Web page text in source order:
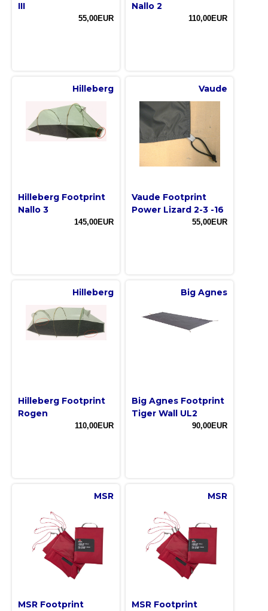
III
55,00EUR
Nallo 2
110,00EUR
Hilleberg
Hilleberg Footprint
Nallo 3
145,00EUR
Vaude
Vaude Footprint
Power Lizard 2-3 -16
55,00EUR
Hilleberg
Hilleberg Footprint
Rogen
110,00EUR
Big Agnes
Big Agnes Footprint
Tiger Wall UL2
90,00EUR
MSR
MSR Footprint
MSR
MSR Footprint